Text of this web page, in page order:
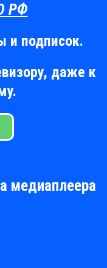
РФ
и подписок.
даже к
медиаплеера